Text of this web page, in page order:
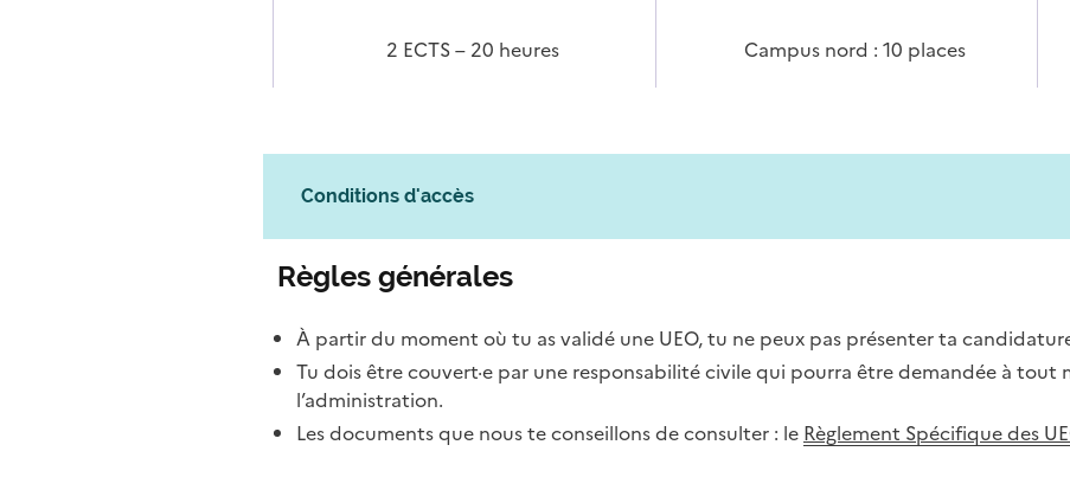
2 ECTS – 20 heures Campus nord : 10 places
Conditions d'accès
Règles générales
À partir du moment où tu as validé une UEO, tu ne peux pas présenter ta
Tu dois être couvert·e par une responsabilité civile qui pourra être demandée à tout
l’administration.
Les documents que nous te conseillons de consulter : le Règlement Spécifique des